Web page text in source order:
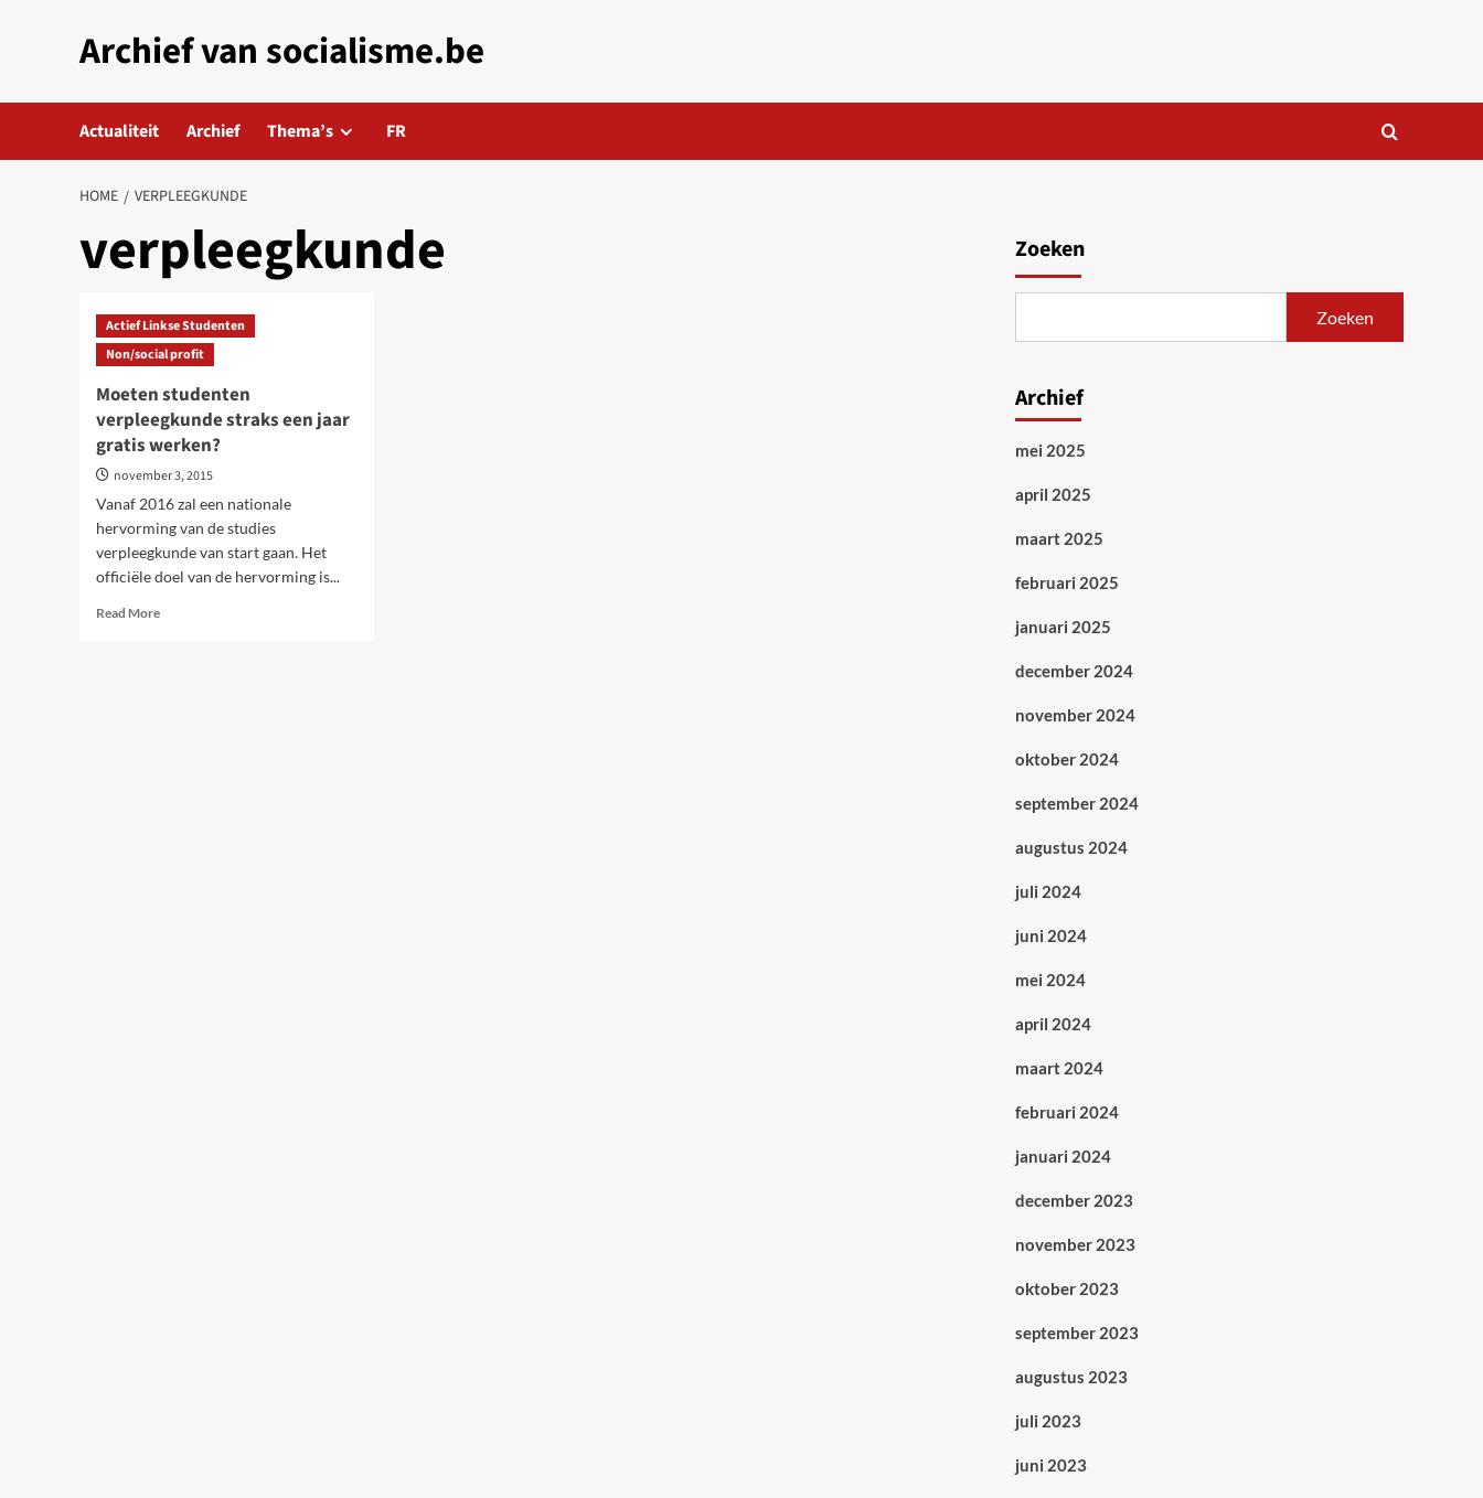
Archief van socialisme.be
Actualiteit Archief Thema’s FR
HOME VERPLEEGKUNDE
verpleegkunde
Actief Linkse Studenten
Non/social profit
Moeten studenten
verpleegkunde straks een jaar
gratis werken?
november 3, 2015
Vanaf 2016 zal een nationale
hervorming van de studies
verpleegkunde van start gaan. Het
officiële doel van de hervorming is...
Read MoreRead
Zoeken
Zoeken
Archief
mei 2025
april 2025
maart 2025
februari 2025
januari 2025
december 2024
november 2024
oktober 2024
september 2024
augustus 2024
juli 2024
juni 2024
mei 2024
april 2024
maart 2024
februari 2024
januari 2024
december 2023
november 2023
oktober 2023
september 2023
augustus 2023
juli 2023
juni 2023